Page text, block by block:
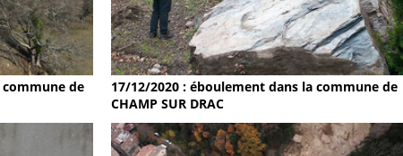
de
17/12/2020 : éboulement dans la commune de
CHAMP SUR DRAC